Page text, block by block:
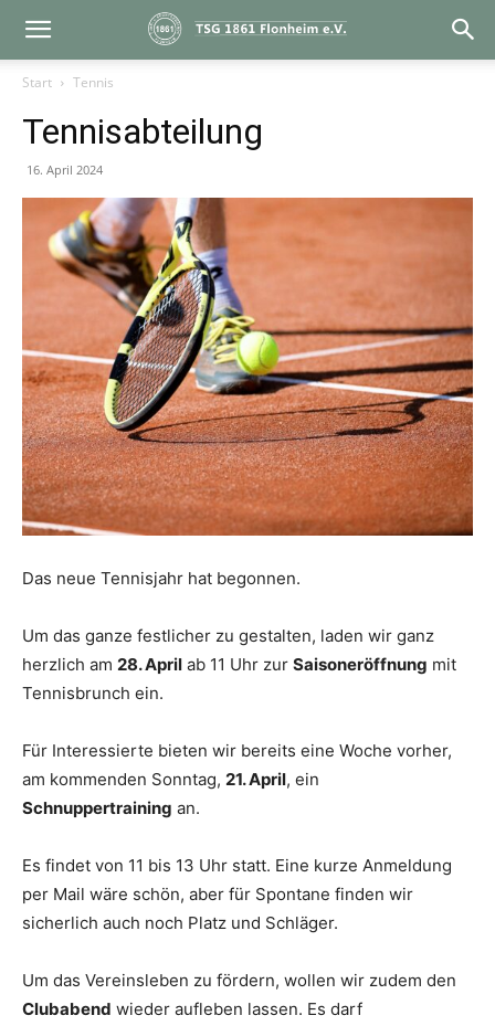
Start Tennis
Tennisabteilung
16. April 2024
Das neue Tennisjahr hat begonnen.
Um das ganze festlicher zu gestalten, laden wir ganz
herzlich am 28. April ab 11 Uhr zur Saisoneröffnung mit
Tennisbrunch ein.
Für Interessierte bieten wir bereits eine Woche vorher,
am kommenden Sonntag, 21. April, ein
Schnuppertraining an.
Es findet von 11 bis 13 Uhr statt. Eine kurze Anmeldung
per Mail wäre schön, aber für Spontane finden wir
sicherlich auch noch Platz und Schläger.
Um das Vereinsleben zu fördern, wollen wir zudem den
Clubabend wieder aufleben lassen. Es darf